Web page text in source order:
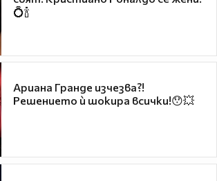
💍🍾
Ариана Гранде изчезва?!
Решението ѝ шокира всички!😯💥